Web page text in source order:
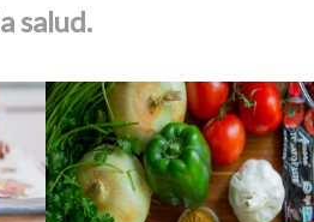
salud.